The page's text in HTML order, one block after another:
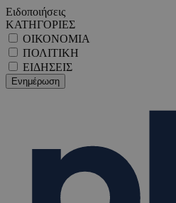
Ειδοποιήσεις
ΚΑΤΗΓΟΡΙΕΣ
ΟΙΚΟΝΟΜΙΑ
ΠΟΛΙΤΙΚΗ
ΕΙΔΗΣΕΙΣ